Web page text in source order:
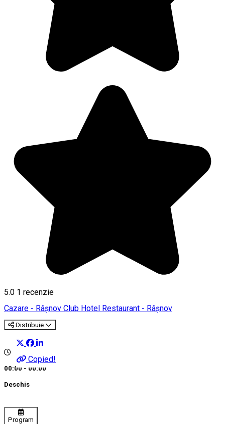
5.0 1 recenzie
Cazare - Râșnov Club Hotel Restaurant - Râșnov
Distribuie
Copied!
00:00 - 00:00
Deschis
Program